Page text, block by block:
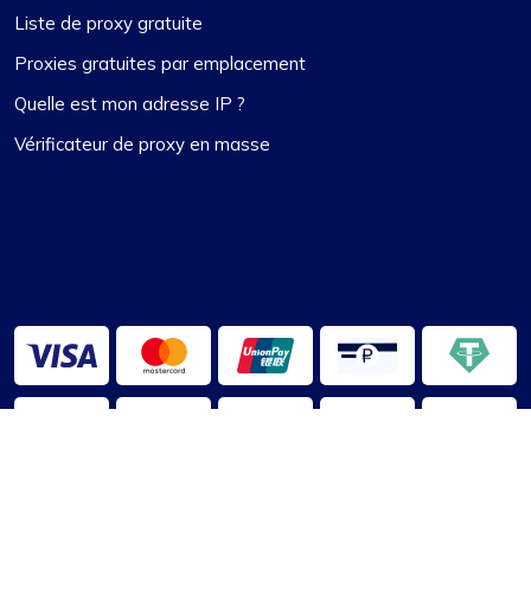
Liste de proxy gratuite
Proxies gratuites par emplacement
Quelle est mon adresse IP ?
Vérificateur de proxy en masse